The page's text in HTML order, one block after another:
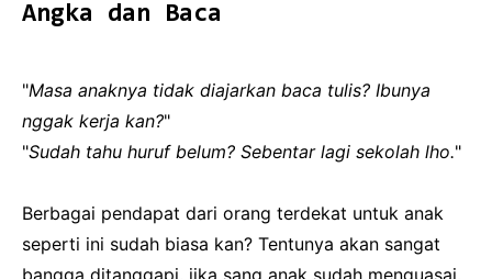
Angka dan Baca
"Masa anaknya tidak diajarkan baca tulis? Ibunya
nggak kerja kan?"
"Sudah tahu huruf belum? Sebentar lagi sekolah lho."
Berbagai pendapat dari orang terdekat untuk anak
seperti ini sudah biasa kan? Tentunya akan sangat
bangga ditanggapi, jika sang anak sudah menguasai.